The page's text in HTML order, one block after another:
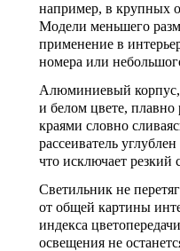
например, в крупных
Модели меньшего
применение в
номера или
Алюминиевый
и белом цвете,
краями словно
рассеиватель
что исключает резкий
Светильник не
от общей картины
индекса
освещения не